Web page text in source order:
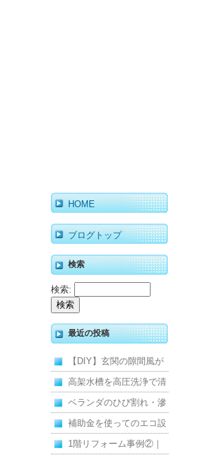
HOME
ブログトップ
検索
検索:
最近の投稿
【DIY】玄関の隙間風が
寒くて断熱ドアに交換し
ました
高架水槽を高圧洗浄で清
掃！衛生的な給水環境を
維持｜施工事例
ベランダのひび割れ・滲
みを解消！賃貸マンショ
ン防水工事
補助金を使ってのエコ設
備住宅リフォーム
1階リフォーム事例②｜